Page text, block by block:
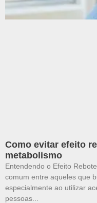
Como evitar efeito
metabolismo
Entendendo o Efeito
comum entre aqueles que
especialmente ao utilizar
pessoas